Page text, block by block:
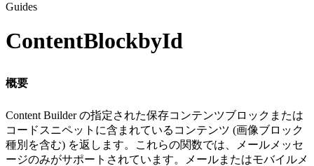
Guides
ContentBlockbyId
概要
Content Builder の指定された保存コンテンツブロックまたは
コードスニペットに含まれているコンテンツ (画像ブロック
種別を含む) を返します。これらの関数では、メールメッセ
ージのみがサポートされています。メールまたはモバイルメ